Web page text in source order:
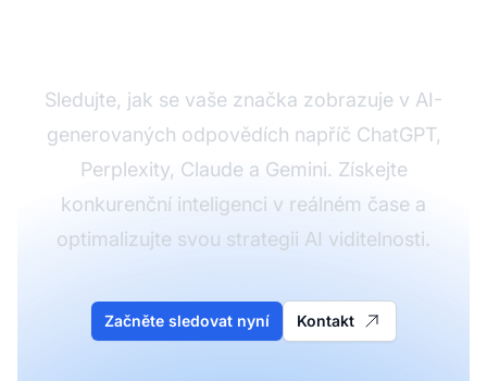
Sledujte, jak se vaše značka zobrazuje v AI-
generovaných odpovědích napříč ChatGPT,
Perplexity, Claude a Gemini. Získejte
konkurenční inteligenci v reálném čase a
optimalizujte svou strategii AI viditelnosti.
Začněte sledovat nyní Kontakt